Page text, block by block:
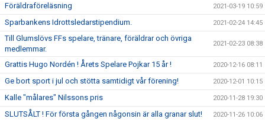
Föräldraföreläsning 2021-03-19 10:59
Sparbankens Idrottsledarstipendium. 2021-02-24 14:45
Till Glumslövs FFs spelare, tränare, föräldrar och övriga
medlemmar.
2021-02-23 08:38
Grattis Hugo Nordén ! Årets Spelare Pojkar 15 år ! 2020-12-16 08:11
Ge bort sport i jul och stötta samtidigt vår förening! 2020-12-01 10:15
Kalle "målares" Nilssons pris 2020-11-28 19:30
SLUTSÅLT ! För första gången någonsin är alla granar slut! 2020-11-26 10:06